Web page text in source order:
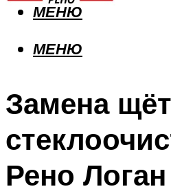
МЕНЮ
МЕНЮ
Замена
Рено